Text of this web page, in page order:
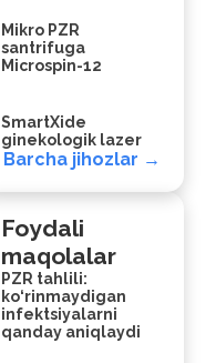
Mikro PZR
santrifuga
Microspin-12
SmartXide
ginekologik lazer
Barcha jihozlar →
Foydali
maqolalar
PZR tahlili:
ko‘rinmaydigan
infektsiyalarni
qanday aniqlaydi